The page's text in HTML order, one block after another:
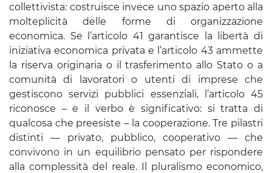
collettivista: costruisce invece uno spazio aperto alla
molteplicità delle forme di organizzazione
economica. Se l’articolo 41 garantisce la libertà di
iniziativa economica privata e l’articolo 43 ammette
la riserva originaria o il trasferimento allo Stato o a
comunità di lavoratori o utenti di imprese che
gestiscono servizi pubblici essenziali, l’articolo 45
riconosce – e il verbo è significativo: si tratta di
qualcosa che preesiste – la cooperazione. Tre pilastri
distinti — privato, pubblico, cooperativo — che
convivono in un equilibrio pensato per rispondere
alla complessità del reale. Il pluralismo economico,